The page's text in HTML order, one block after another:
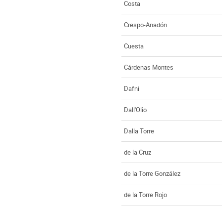
Costa
Crespo-Anadón
Cuesta
Cárdenas Montes
Dafni
Dall'Olio
Dalla Torre
de la Cruz
de la Torre González
de la Torre Rojo